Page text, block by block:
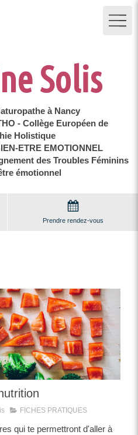
Solis
à Nancy
- Collège Européen de
Holistique
ETRE EMOTIONNEL
des Troubles Féminins
émotionnel
Prendre rendez-vous
FICHES PRATIQUES
qui te permettront d'aller à